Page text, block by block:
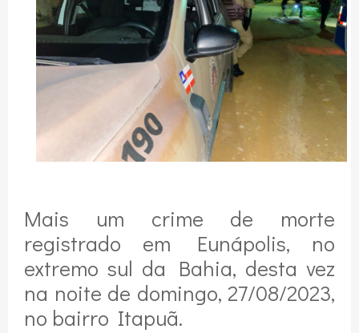
Mais um crime de morte
registrado em Eunápolis, no
extremo sul da Bahia, desta vez
na noite de domingo, 27/08/2023,
no bairro Itapuã.